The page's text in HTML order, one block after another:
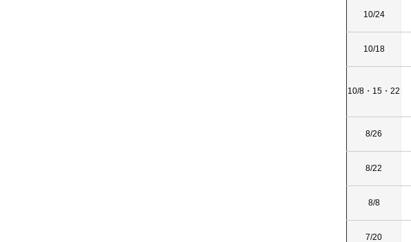
10/24
10/18
10/8・15・22
8/26
8/22
8/8
7/20